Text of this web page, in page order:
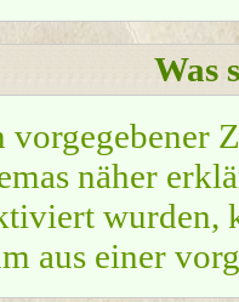
Was
näher
wurden,
aus einer